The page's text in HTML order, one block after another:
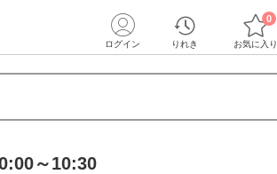
ログイン りれき お気に入り
0
～10:30